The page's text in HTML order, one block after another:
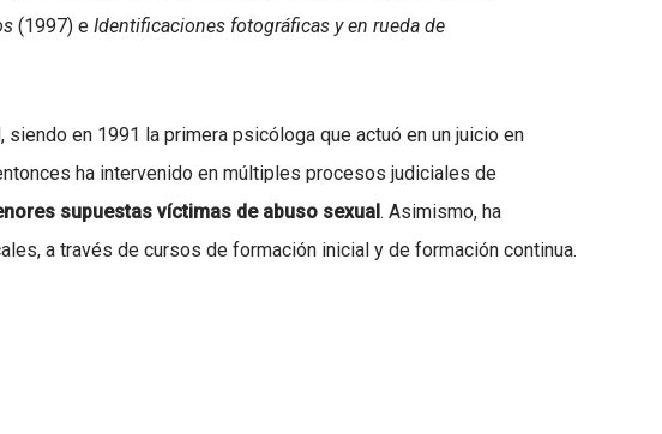
(1997) e Identificaciones fotográficas y en rueda de
en 1991 la primera psicóloga que actuó en un juicio en
ha intervenido en múltiples procesos judiciales de
supuestas víctimas de abuso sexual. Asimismo, ha
a través de cursos de formación inicial y de formación continua.